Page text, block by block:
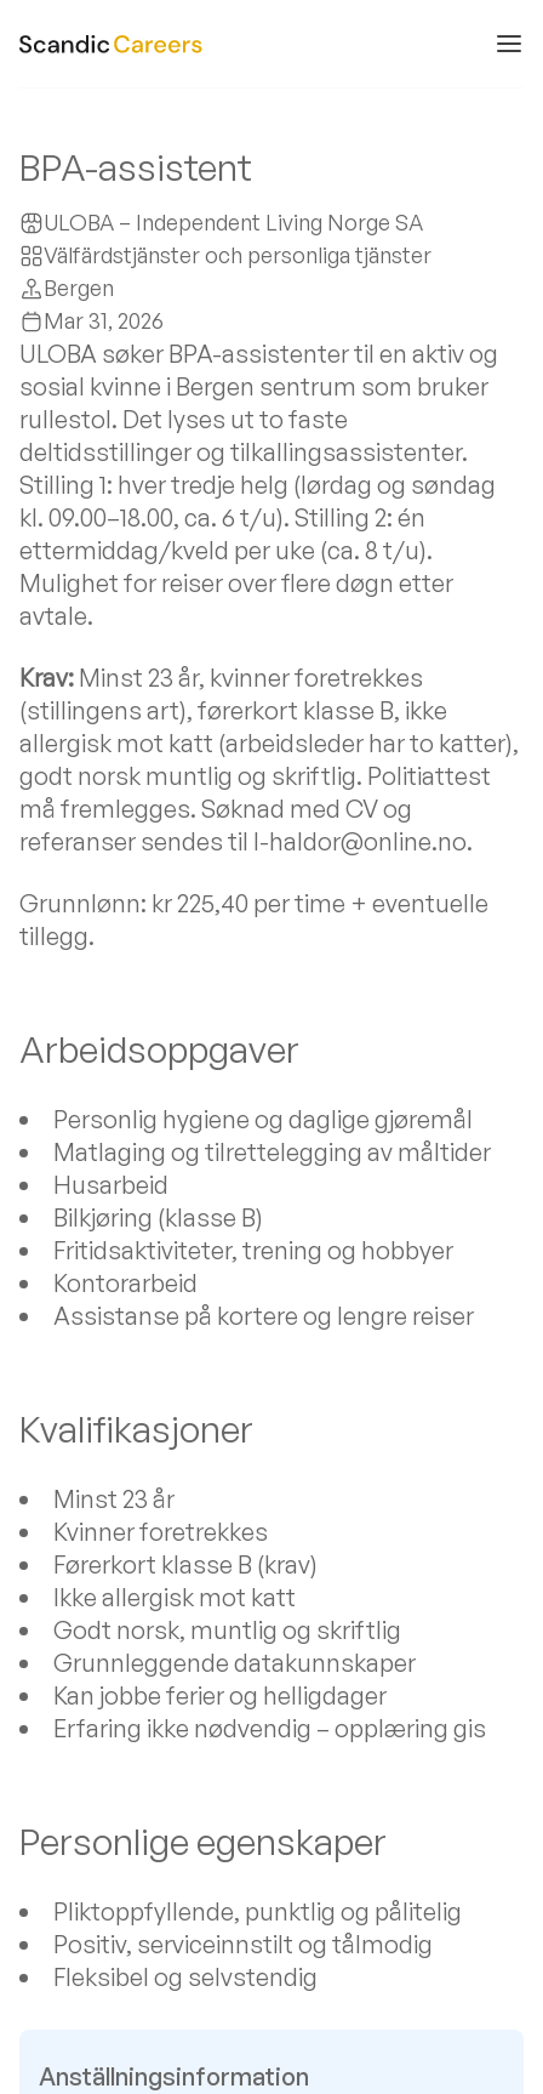
BPA-assistent
ULOBA – Independent Living Norge SA
Välfärdstjänster och personliga tjänster
Bergen
Mar 31, 2026
ULOBA søker BPA-assistenter til en aktiv og
sosial kvinne i Bergen sentrum som bruker
rullestol. Det lyses ut to faste
deltidsstillinger og tilkallingsassistenter.
Stilling 1: hver tredje helg (lørdag og søndag
kl. 09.00–18.00, ca. 6 t/u). Stilling 2: én
ettermiddag/kveld per uke (ca. 8 t/u).
Mulighet for reiser over flere døgn etter
avtale.
Krav: Minst 23 år, kvinner foretrekkes
(stillingens art), førerkort klasse B, ikke
allergisk mot katt (arbeidsleder har to katter),
godt norsk muntlig og skriftlig. Politiattest
må fremlegges. Søknad med CV og
referanser sendes til l-haldor@online.no.
Grunnlønn: kr 225,40 per time + eventuelle
tillegg.
Arbeidsoppgaver
Personlig hygiene og daglige gjøremål
Matlaging og tilrettelegging av måltider
Husarbeid
Bilkjøring (klasse B)
Fritidsaktiviteter, trening og hobbyer
Kontorarbeid
Assistanse på kortere og lengre reiser
Kvalifikasjoner
Minst 23 år
Kvinner foretrekkes
Førerkort klasse B (krav)
Ikke allergisk mot katt
Godt norsk, muntlig og skriftlig
Grunnleggende datakunnskaper
Kan jobbe ferier og helligdager
Erfaring ikke nødvendig – opplæring gis
Personlige egenskaper
Pliktoppfyllende, punktlig og pålitelig
Positiv, serviceinnstilt og tålmodig
Fleksibel og selvstendig
Anställningsinformation